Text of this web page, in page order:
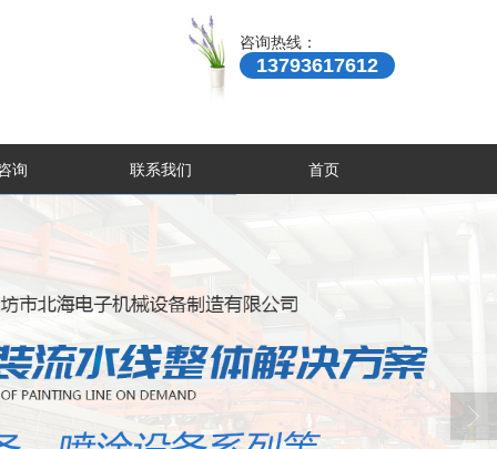
咨询热线：
13793617612
询 联系我们 首页